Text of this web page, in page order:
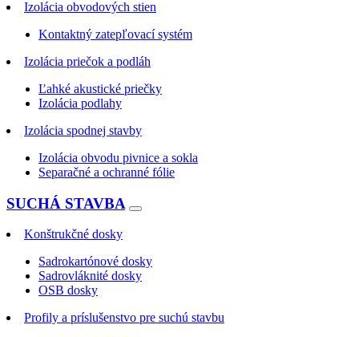
Izolácia obvodových stien
Kontaktný zatepľovací systém
Izolácia priečok a podláh
Ľahké akustické priečky
Izolácia podlahy
Izolácia spodnej stavby
Izolácia obvodu pivnice a sokla
Separačné a ochranné fólie
SUCHÁ STAVBA
Konštrukčné dosky
Sadrokartónové dosky
Sadrovláknité dosky
OSB dosky
Profily a príslušenstvo pre suchú stavbu